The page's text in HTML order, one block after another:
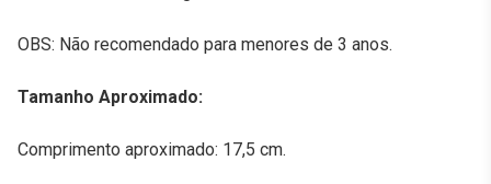
OBS: Não recomendado para menores de 3 anos.
Tamanho Aproximado:
Comprimento aproximado: 17,5 cm.